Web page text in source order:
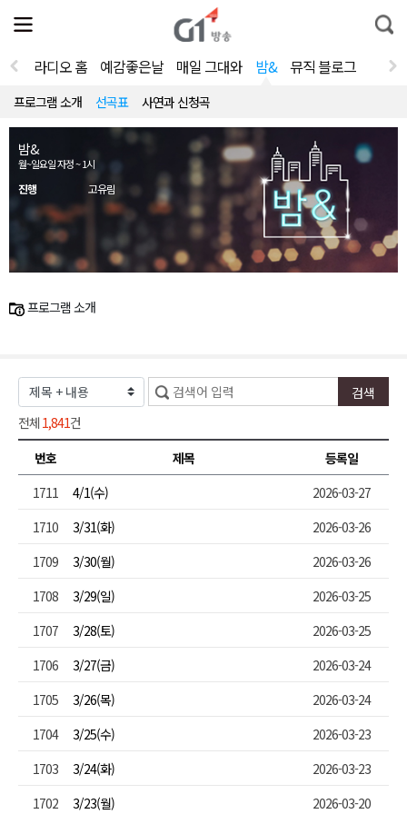
전
체
뉴
열
통
합
라디오 홈 예감좋은날 매일 그대와 밤& 뮤직 블로그
프로그램 소개 선곡표 사연과 신청곡
밤&
월~일요일 자정 ~ 1시
진행 고유림
프로그램 소개
전체 1,841건
번호
제목
등록일
1711
4/1(수)
2026-03-27
1710
3/31(화)
2026-03-26
1709
3/30(월)
2026-03-26
1708
3/29(일)
2026-03-25
1707
3/28(토)
2026-03-25
1706
3/27(금)
2026-03-24
1705
3/26(목)
2026-03-24
1704
3/25(수)
2026-03-23
1703
3/24(화)
2026-03-23
1702
3/23(월) 2026-03-20